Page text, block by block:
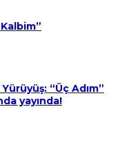
“Üç Adım”
yayında!